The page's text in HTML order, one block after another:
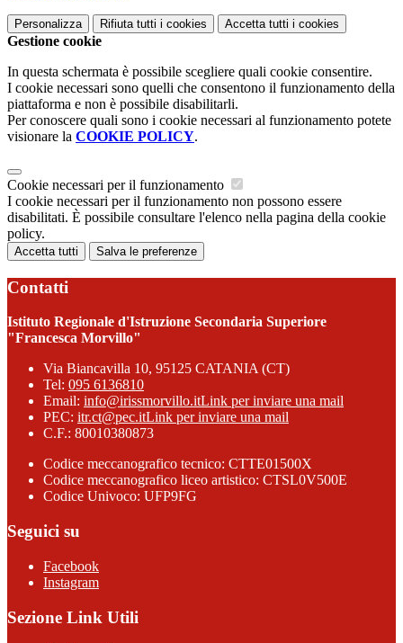
Personalizza Rifiuta tutti i cookies Accetta tutti i cookies
Gestione cookie
In questa schermata è possibile scegliere quali cookie consentire.
I cookie necessari sono quelli che consentono il funzionamento della
piattaforma e non è possibile disabilitarli.
Per conoscere quali sono i cookie necessari al funzionamento potete
visionare la COOKIE POLICY.
Cookie necessari per il funzionamento
I cookie necessari per il funzionamento non possono essere
disabilitati. È possibile consultare l'elenco nella pagina della cookie
policy.
Accetta tutti Salva le preferenze
Contatti
Istituto Regionale d'Istruzione Secondaria Superiore
"Francesca Morvillo"
Via Biancavilla 10, 95125 CATANIA (CT)
Tel: 095 6136810
Email: info@irissmorvillo.itLink per inviare una mail
PEC: itr.ct@pec.itLink per inviare una mail
C.F.: 80010380873
Codice meccanografico tecnico: CTTE01500X
Codice meccanografico liceo artistico: CTSL0V500E
Codice Univoco: UFP9FG
Seguici su
Facebook
Instagram
Sezione Link Utili